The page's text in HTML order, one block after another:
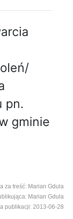
pn.
gminie
za treść: Marian Gdula
Marian Gdula
publikacji: 2013-06-28